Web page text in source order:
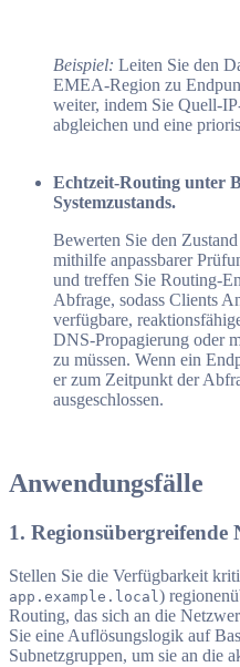
Beispiel: Leiten Sie den
EMEA-Region zu
weiter, indem Sie Quell-
abgleichen und eine
Echtzeit-Routing unter
Systemzustands.
Bewerten Sie den
mithilfe anpassbarer
und treffen Sie Routing-
Abfrage, sodass Clients
verfügbare,
DNS-Propagierung oder
zu müssen. Wenn ein
er zum Zeitpunkt der
ausgeschlossen.
Anwendungsfälle
1.
Stellen Sie die Verfügbarkeit
app.example.local)
Routing, das sich an die
Sie eine Auflösungslogik auf
Subnetzgruppen, um sie an die